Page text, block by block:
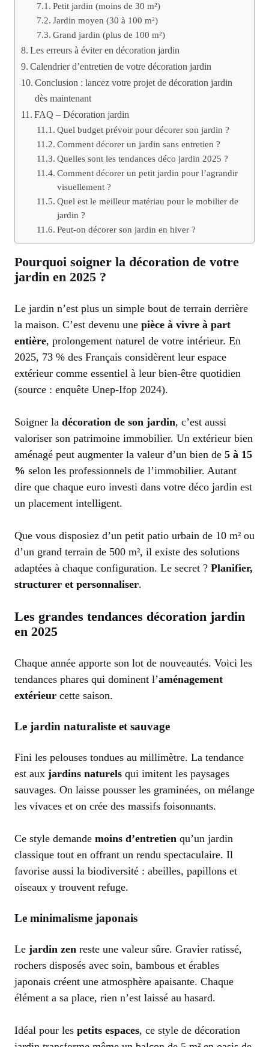
Petit jardin (moins de 30 m²)
Jardin moyen (30 à 100 m²)
Grand jardin (plus de 100 m²)
Les erreurs à éviter en décoration jardin
Calendrier d’entretien de votre décoration jardin
Conclusion : lancez votre projet de décoration jardin
dès maintenant
FAQ – Décoration jardin
Quel budget prévoir pour décorer son jardin ?
Comment décorer un jardin sans entretien ?
Quelles sont les tendances déco jardin 2025 ?
Comment décorer un petit jardin pour l’agrandir
visuellement ?
Quel est le meilleur matériau pour le mobilier de
jardin ?
Peut-on décorer son jardin en hiver ?
Pourquoi soigner la décoration de votre
jardin en 2025 ?
Le jardin n’est plus un simple bout de terrain derrière
la maison. C’est devenu une pièce à vivre à part
entière, prolongement naturel de votre intérieur. En
2025, 73 % des Français considèrent leur espace
extérieur comme essentiel à leur bien-être quotidien
(source : enquête Unep-Ifop 2024).
Soigner la décoration de son jardin, c’est aussi
valoriser son patrimoine immobilier. Un extérieur bien
aménagé peut augmenter la valeur d’un bien de 5 à 15
% selon les professionnels de l’immobilier. Autant
dire que chaque euro investi dans votre déco jardin est
un placement intelligent.
Que vous disposiez d’un petit patio urbain de 10 m² ou
d’un grand terrain de 500 m², il existe des solutions
adaptées à chaque configuration. Le secret ? Planifier,
structurer et personnaliser.
Les grandes tendances décoration jardin
en 2025
Chaque année apporte son lot de nouveautés. Voici les
tendances phares qui dominent l’aménagement
extérieur cette saison.
Le jardin naturaliste et sauvage
Fini les pelouses tondues au millimètre. La tendance
est aux jardins naturels qui imitent les paysages
sauvages. On laisse pousser les graminées, on mélange
les vivaces et on crée des massifs foisonnants.
Ce style demande moins d’entretien qu’un jardin
classique tout en offrant un rendu spectaculaire. Il
favorise aussi la biodiversité : abeilles, papillons et
oiseaux y trouvent refuge.
Le minimalisme japonais
Le jardin zen reste une valeur sûre. Gravier ratissé,
rochers disposés avec soin, bambous et érables
japonais créent une atmosphère apaisante. Chaque
élément a sa place, rien n’est laissé au hasard.
Idéal pour les petits espaces, ce style de décoration